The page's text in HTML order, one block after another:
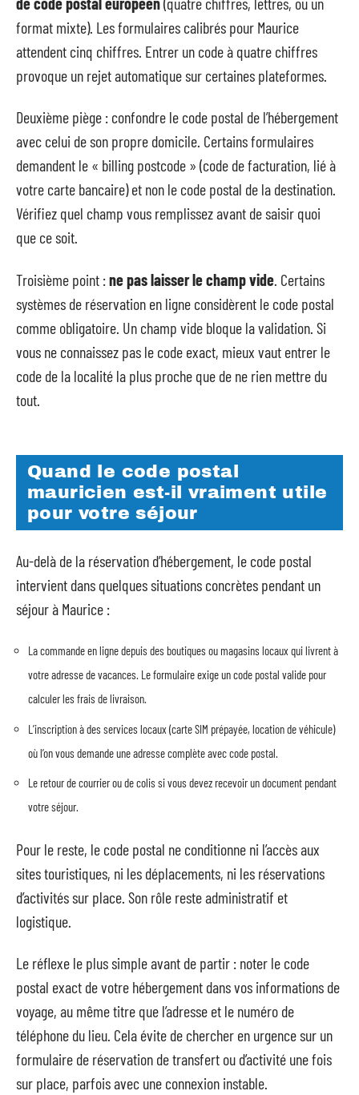
format mixte). Les formulaires calibrés pour Maurice
attendent cinq chiffres. Entrer un code à quatre chiffres
provoque un rejet automatique sur certaines plateformes.
Deuxième piège : confondre le code postal de l’hébergement
avec celui de son propre domicile. Certains formulaires
demandent le « billing postcode » (code de facturation, lié à
votre carte bancaire) et non le code postal de la destination.
Vérifiez quel champ vous remplissez avant de saisir quoi
que ce soit.
Troisième point :ne pas laisser le champ vide . Certains
systèmes de réservation en ligne considèrent le code postal
comme obligatoire. Un champ vide bloque la validation. Si
vous ne connaissez pas le code exact, mieux vaut entrer le
code de la localité la plus proche que de ne rien mettre du
tout.
Quand le code postal
mauricien est-il vraiment utile
pour votre séjour
Au-delà de la réservation d’hébergement, le code postal
intervient dans quelques situations concrètes pendant un
séjour à Maurice :
La commande en ligne depuis des boutiques ou magasins locaux qui livrent à
votre adresse de vacances. Le formulaire exige un code postal valide pour
calculer les frais de livraison.
L’inscription à des services locaux (carte SIM prépayée, location de véhicule)
où l’on vous demande une adresse complète avec code postal.
Le retour de courrier ou de colis si vous devez recevoir un document pendant
votre séjour.
Pour le reste, le code postal ne conditionne ni l’accès aux
sites touristiques, ni les déplacements, ni les réservations
d’activités sur place. Son rôle reste administratif et
logistique.
Le réflexe le plus simple avant de partir : noter le code
postal exact de votre hébergement dans vos informations de
voyage, au même titre que l’adresse et le numéro de
téléphone du lieu. Cela évite de chercher en urgence sur un
formulaire de réservation de transfert ou d’activité une fois
sur place, parfois avec une connexion instable.